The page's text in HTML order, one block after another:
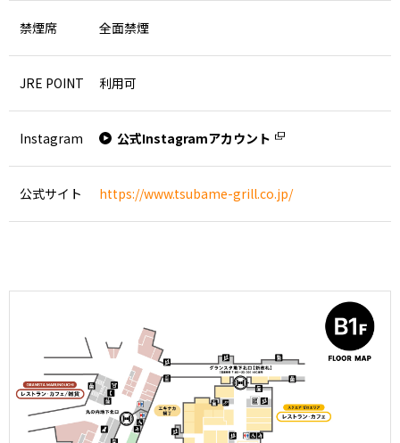
禁煙席 全面禁煙
JRE POINT 利用可
Instagram 公式Instagramアカウント
公式サイト https://www.tsubame-grill.co.jp/